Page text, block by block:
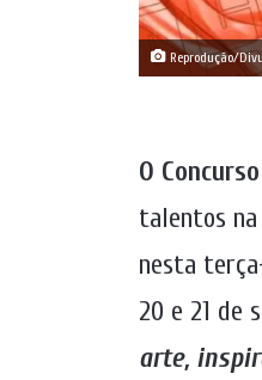
Reprodução/
O
talentos
nesta
20 e 21 de
arte,